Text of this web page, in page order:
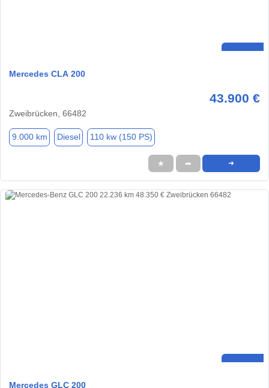
Mercedes CLA 200
43.900 €
Zweibrücken, 66482
9.000 km Diesel 110 kw (150 PS)
★ ➦ ➜
Mercedes GLC 200